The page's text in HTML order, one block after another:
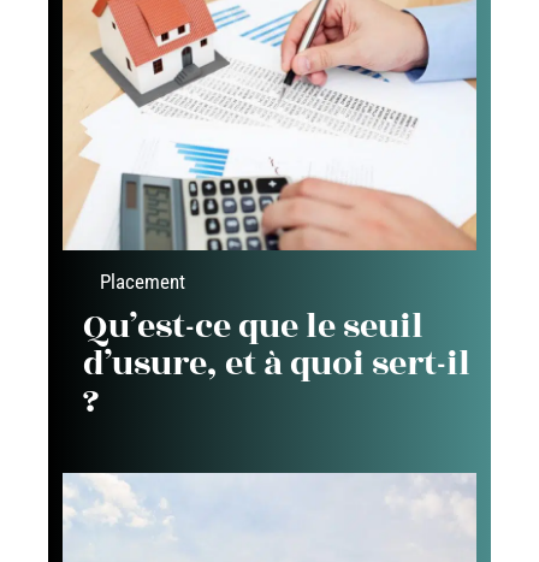
Placement
Qu’est-ce que le seuil
d’usure, et à quoi sert-il
?